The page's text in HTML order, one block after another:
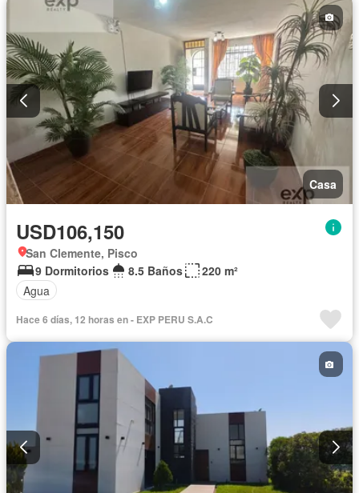
Casa
USD106,150
San Clemente, Pisco
9 Dormitorios
8.5 Baños
220 m²
Agua
Hace 6 días, 12 horas en - EXP PERU S.A.C